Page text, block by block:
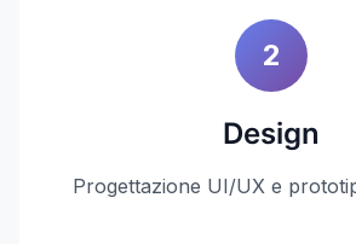
2
Design
Progettazione UI/UX e